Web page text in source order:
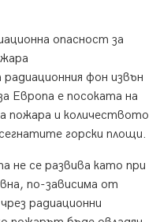
опасност за
фон извън
Европа е посоката на
пожара и количеството
горски площи.
не се развива като при
по-зависима от
радиационни